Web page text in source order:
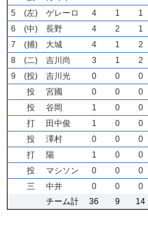
5
(左) ゲレーロ 4 1 1
6
(中) 長野 4 2 1
7
(捕) 大城 4 1 2
8
(二) 吉川尚 3 1 2
9
(投) 吉川光 0 0 0
投
宮國 0 0 0
投
谷岡 1 0 0
打
田中俊 1 0 0
投
澤村 0 0 0
打
陽 1 0 0
投
マシソン 0 0 0
三
中井 0 0 0
チーム計
36 9 14
5
(左) ゲレーロ 4 1 1
6
(中) 長野 4 2 1
7
(捕) 大城 4 1 2
8
(二) 吉川尚 3 1 2
9
(投) 吉川光 0 0 0
投
宮國 0 0 0
投
谷岡 1 0 0
打
田中俊 1 0 0
投
澤村 0 0 0
打
陽 1 0 0
投
マシソン 0 0 0
三
中井 0 0 0
チーム計
36 9 14
5
(左) ゲレーロ 4 1 1
6
(中) 長野 4 2 1
7
(捕) 大城 4 1 2
8
(二) 吉川尚 3 1 2
9
(投) 吉川光 0 0 0
投
宮國 0 0 0
投
谷岡 1 0 0
打
田中俊 1 0 0
投
澤村 0 0 0
打
陽 1 0 0
投
マシソン 0 0 0
三
中井 0 0 0
チーム計
36 9 14
5
(左) ゲレーロ 4 1 1
6
(中) 長野 4 2 1
7
(捕) 大城 4 1 2
8
(二) 吉川尚 3 1 2
9
(投) 吉川光 0 0 0
投
宮國 0 0 0
投
谷岡 1 0 0
打
田中俊 1 0 0
投
澤村 0 0 0
打
陽 1 0 0
投
マシソン 0 0 0
三
中井 0 0 0
チーム計
36 9 14